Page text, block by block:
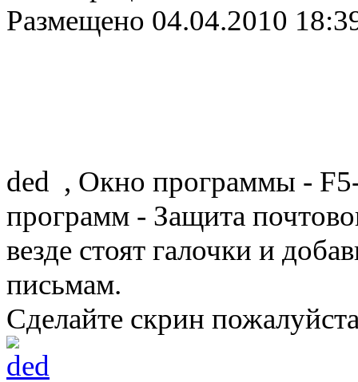
Размещено 04.04.2010
ded , Окно программы -
программ - Защита
везде стоят галочки и
письмам.
Сделайте скрин